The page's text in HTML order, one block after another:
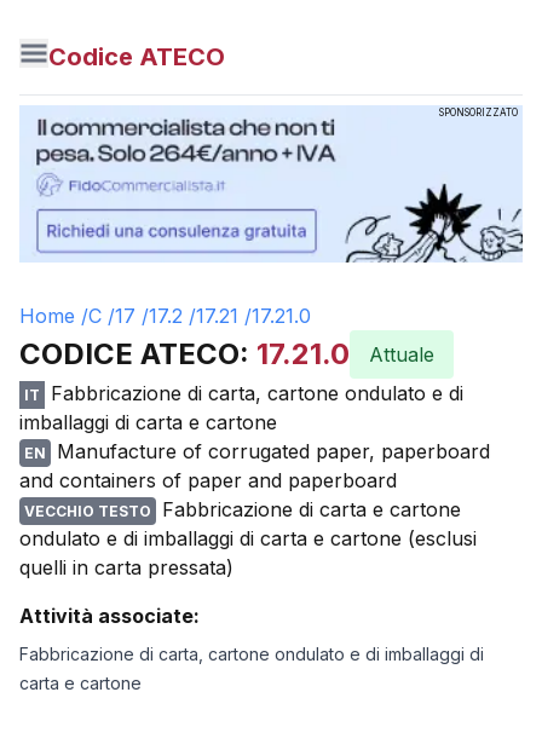
Codice ATECO
SPONSORIZZATO
Home /C /17 /17.2 /17.21 /17.21.0
CODICE ATECO: 17.21.0 Attuale
IT
Fabbricazione di carta, cartone ondulato e di
imballaggi di carta e cartone
EN
Manufacture of corrugated paper, paperboard
and containers of paper and paperboard
VECCHIO TESTO
Fabbricazione di carta e cartone
ondulato e di imballaggi di carta e cartone (esclusi
quelli in carta pressata)
Attività associate:
Fabbricazione di carta, cartone ondulato e di imballaggi di
carta e cartone